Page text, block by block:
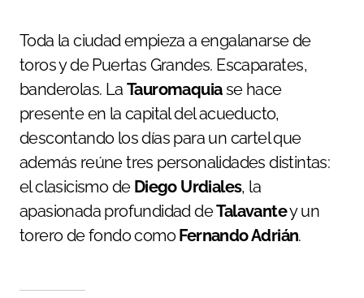
Toda la ciudad empieza a engalanarse de
toros y de Puertas Grandes. Escaparates,
banderolas. LaTauromaquiase hace
presente en la capital del acueducto,
descontando los días para un cartel que
además reúne tres personalidades distintas:
el clasicismo de Diego Urdiales, la
apasionada profundidad deTalavantey un
torero de fondo comoFernando Adrián.